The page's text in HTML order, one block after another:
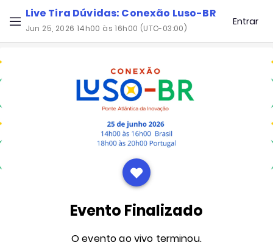
Live Tira Dúvidas: Conexão Luso-BR
Jun 25, 2026 14h00 às 16h00 (UTC-03:00)
Entrar
Evento Finalizado
O evento ao vivo terminou.